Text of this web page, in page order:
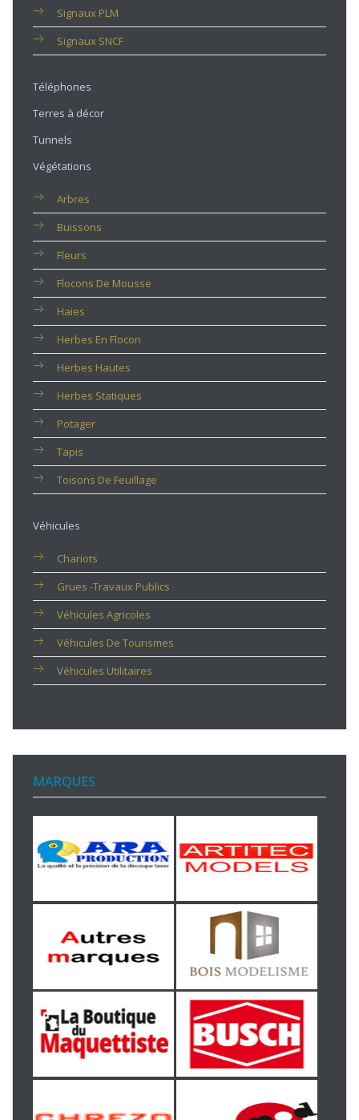
Signaux PLM
Signaux SNCF
Téléphones
Terres à décor
Tunnels
Végétations
Arbres
Buissons
Fleurs
Flocons De Mousse
Haies
Herbes En Flocon
Herbes Hautes
Herbes Statiques
Potager
Tapis
Toisons De Feuillage
Véhicules
Chariots
Grues -travaux Publics
Véhicules Agricoles
Véhicules De Tourismes
Véhicules Utilitaires
MARQUES